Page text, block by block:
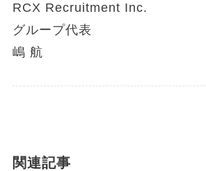
RCX Recruitment Inc.
グループ代表
嶋 航
関連記事